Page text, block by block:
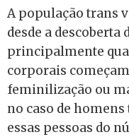
A população trans
desde a descoberta
principalmente
corporais
feminilização ou
no caso de
essas pessoas do